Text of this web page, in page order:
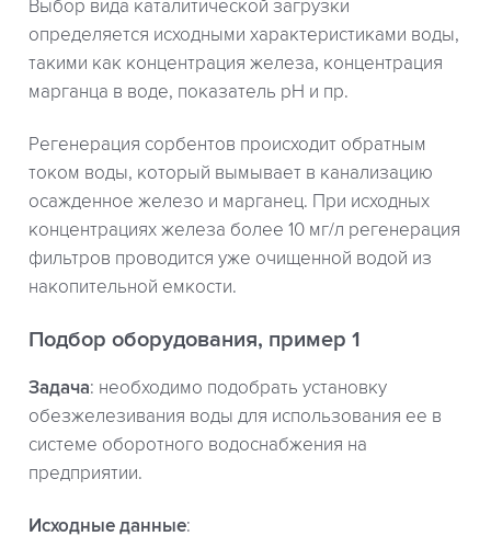
Выбор вида каталитической загрузки
определяется исходными характеристиками воды,
такими как концентрация железа, концентрация
марганца в воде, показатель рН и пр.
Регенерация сорбентов происходит обратным
током воды, который вымывает в канализацию
осажденное железо и марганец. При исходных
концентрациях железа более 10 мг/л регенерация
фильтров проводится уже очищенной водой из
накопительной емкости.
Подбор оборудования, пример 1
Задача: необходимо подобрать установку
обезжелезивания воды для использования ее в
системе оборотного водоснабжения на
предприятии.
Исходные данные: